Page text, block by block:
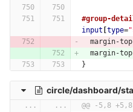
#group-
input type=
margin-top
margin-top
}
circle/dashboard/static/dashboard/
... ...
@@ -5,8 +5,8